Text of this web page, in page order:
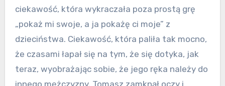
ciekawość, która wykraczała poza prostą grę
„pokaż mi swoje, a ja pokażę ci moje” z
dzieciństwa. Ciekawość, która paliła tak mocno,
że czasami łapał się na tym, że się dotyka, jak
teraz, wyobrażając sobie, że jego ręka należy do